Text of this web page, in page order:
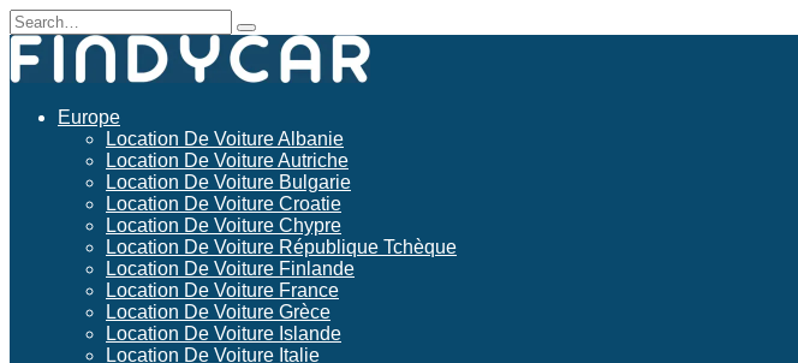
Skip
to
content
Search
for:
Europe
Location De Voiture Albanie
Location De Voiture Autriche
Location De Voiture Bulgarie
Location De Voiture Croatie
Location De Voiture Chypre
Location De Voiture République Tchèque
Location De Voiture Finlande
Location De Voiture France
Location De Voiture Grèce
Location De Voiture Islande
Location De Voiture Italie